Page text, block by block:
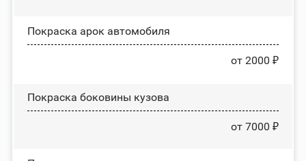
Покраска арок автомобиля
от 2000 ₽
Покраска боковины кузова
от 7000 ₽